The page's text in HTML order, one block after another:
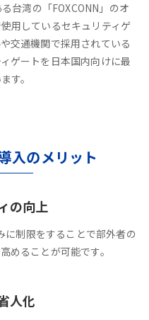
台湾の「FOXCONN」のオ
用しているセキュリティゲ
交通機関で採用されている
ゲートを日本国内向けに最
す。
入のメリット
の向上
に制限をすることで部外者の
めることが可能です。
人化